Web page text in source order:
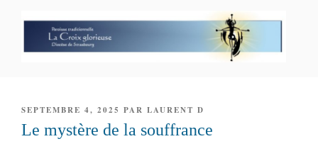
PUBLIÉ
LE
SEPTEMBRE 4, 2025 PAR LAURENT D
Le mystère de la souffrance